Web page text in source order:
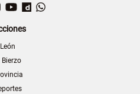
Instagram
YouTubeDailymotion
León
Bierzo